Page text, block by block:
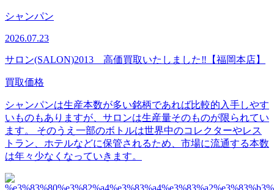
シャンパン
2026.07.23
サロン(SALON)2013 高価買取いたしました‼【福岡本店】
買取価格
シャンパンは生産本数が多い銘柄であれば比較的入手しやす
いものもありますが、サロンは生産量そのものが限られてい
ます。 そのうえ一部のボトルは世界中のコレクターやレス
トラン、ホテルなどに保管されるため、市場に流通する本数
は年々少なくなっていきます。